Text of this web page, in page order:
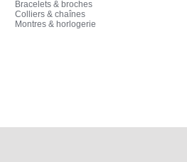
Bracelets & broches
Colliers & chaînes
Montres & horlogerie